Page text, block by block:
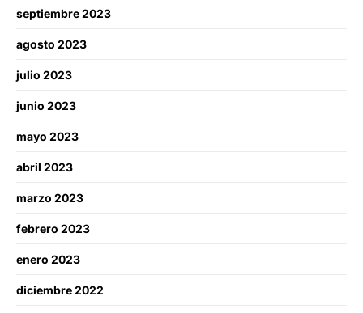
septiembre 2023
agosto 2023
julio 2023
junio 2023
mayo 2023
abril 2023
marzo 2023
febrero 2023
enero 2023
diciembre 2022